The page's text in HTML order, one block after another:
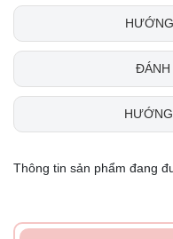
ĐÁNH
Thông tin sản phẩm đang